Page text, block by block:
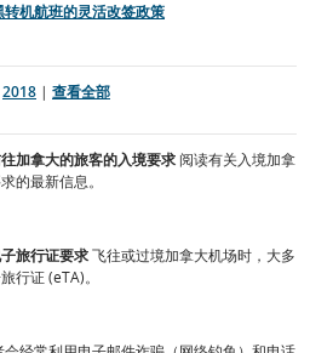
机航班的灵活改签政策
2018 | 查看全部
加拿大的旅客的入境要求阅读有关入境加拿
的最新信息。
旅行证要求飞往或过境加拿大机场时，大多
行证 (eTA)。